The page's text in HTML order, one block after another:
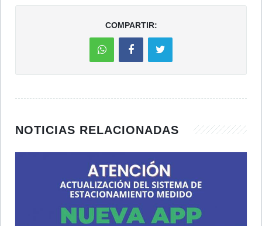
COMPARTIR:
NOTICIAS RELACIONADAS